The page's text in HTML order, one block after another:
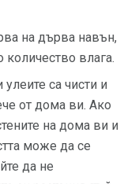
на дърва навън,
количество влага.
са чисти и
от дома ви. Ако
на дома ви и
може да се
да не